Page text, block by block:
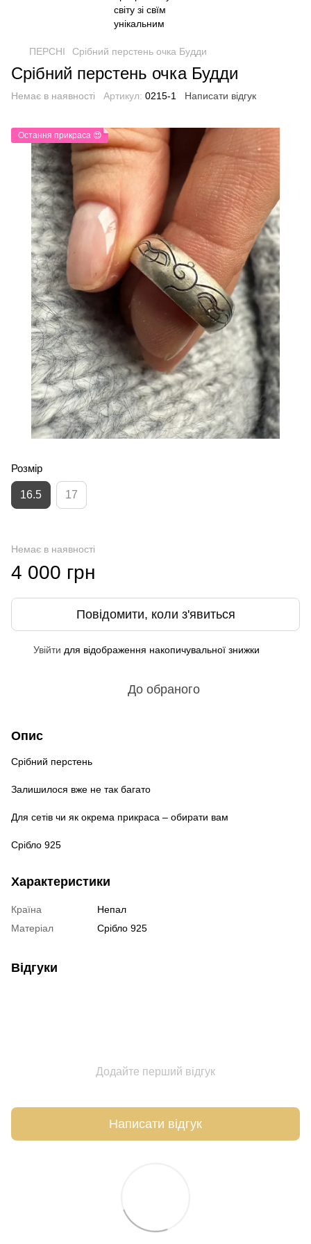
ПЕРСНІ Срібний перстень очка Будди
Срібний перстень очка Будди
Немає в наявності Артикул: 0215-1 Написати відгук
Остання прикраса 😍
Розмір
16.5 17
Немає в наявності
4 000 грн
Повідомити, коли з'явиться
Увійти для відображення накопичувальної знижки
До обраного
Опис
Срібний перстень
Залишилося вже не так багато
Для сетів чи як окрема прикраса – обирати вам
Срібло 925
Характеристики
Країна
Непал
Матеріал
Срібло 925
Відгуки
Додайте перший відгук
Написати відгук